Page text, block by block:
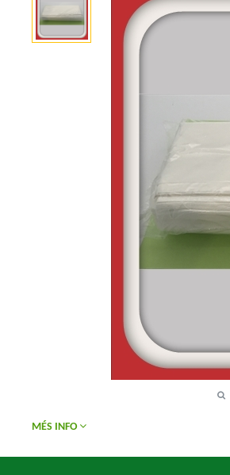
MÉS INFO